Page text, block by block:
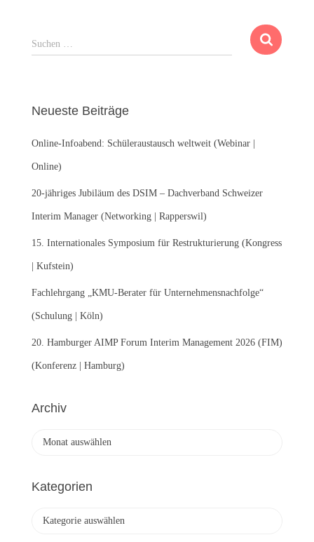
S
u
n
a
c
:
Suchen …
Neueste Beiträge
Online-Infoabend: Schüleraustausch weltweit (Webinar |
Online)
20-jähriges Jubiläum des DSIM – Dachverband Schweizer
Interim Manager (Networking | Rapperswil)
15. Internationales Symposium für Restrukturierung (Kongress
| Kufstein)
Fachlehrgang „KMU-Berater für Unternehmensnachfolge“
(Schulung | Köln)
20. Hamburger AIMP Forum Interim Management 2026 (FIM)
(Konferenz | Hamburg)
Archiv
h
Kategorien